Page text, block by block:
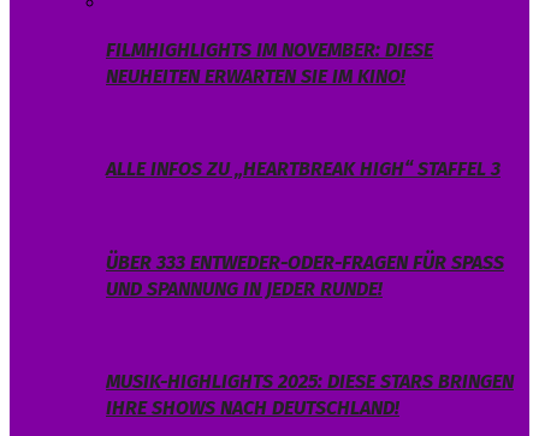
FILMHIGHLIGHTS IM NOVEMBER: DIESE
NEUHEITEN ERWARTEN SIE IM KINO!
ALLE INFOS ZU „HEARTBREAK HIGH“ STAFFEL 3
ÜBER 333 ENTWEDER-ODER-FRAGEN FÜR SPASS U
ND SPANNUNG IN JEDER RUNDE!
MUSIK-HIGHLIGHTS 2025: DIESE STARS BRINGEN
IHRE SHOWS NACH DEUTSCHLAND!